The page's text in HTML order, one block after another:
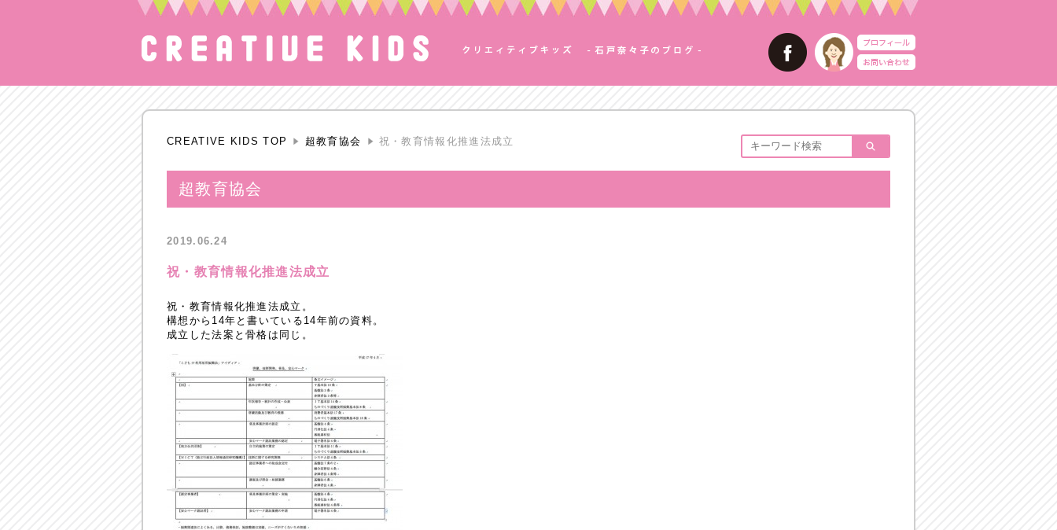
CREATIVE KIDS TOP 超教育協会 祝・教育情報化推進法成立
超教育協会
2019.06.24
祝・教育情報化推進法成立
祝・教育情報化推進法成立。
構想から14年と書いている14年前の資料。
成立した法案と骨格は同じ。